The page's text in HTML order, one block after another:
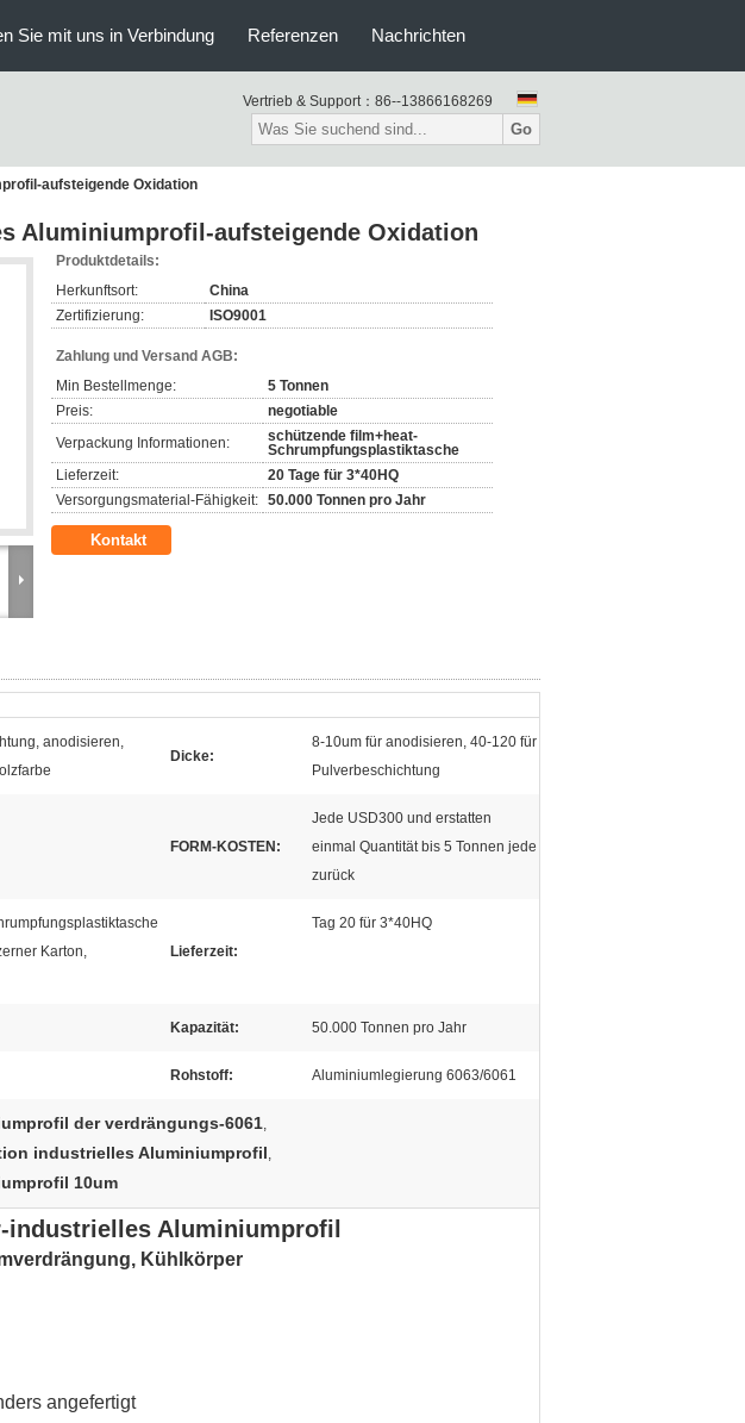
Sie mit uns in Verbindung Referenzen Nachrichten
Vertrieb & Support： 86--13866168269
Go
aufsteigende Oxidation
Aluminiumprofil-aufsteigende Oxidation
Produktdetails:
Herkunftsort:
China
Zertifizierung:
ISO9001
Zahlung und Versand AGB:
Min Bestellmenge:
5 Tonnen
Preis:
negotiable
Verpackung Informationen:
schützende film+heat-
Schrumpfungsplastiktasche
Lieferzeit:
20 Tage für 3*40HQ
Versorgungsmaterial-Fähigkeit: 50.000 Tonnen pro Jahr
Kontakt
anodisieren,
Dicke:
8-10um für anodisieren, 40-120 für
Pulverbeschichtung
FORM-KOSTEN:
Jede USD300 und erstatten
einmal Quantität bis 5 Tonnen jede
zurück
Karton,
Lieferzeit:
Tag 20 für 3*40HQ
Kapazität: 50.000 Tonnen pro Jahr
Rohstoff: Aluminiumlegierung 6063/6061
der verdrängungs-6061,
industrielles Aluminiumprofil,
10um
industrielles Aluminiumprofil
Kühlkörper
angefertigt